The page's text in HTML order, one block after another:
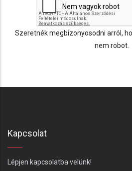
Szeretnék megbizonyosodni arról,
nem robot.
Kapcsolat
Lépjen kapcsolatba velünk!